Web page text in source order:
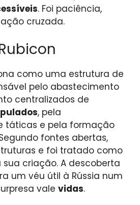
. Foi paciência,
cruzada.
como uma estrutura de
pelo abastecimento
centralizados de
, pela
táticas e pela formação
fontes abertas,
e foi tratado como
sua criação. A descoberta
um véu útil à Rússia num
vale vidas.